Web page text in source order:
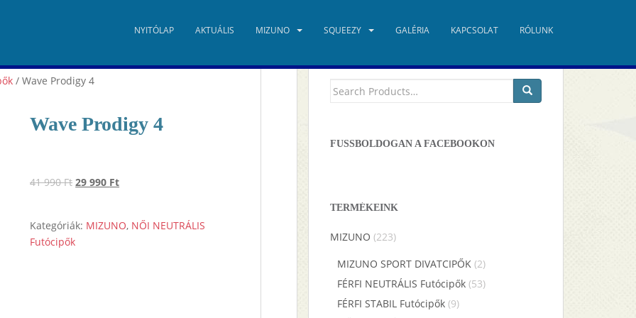
NYITÓLAP AKTUÁLIS MIZUNO SQUEEZY GALÉRIA KAPCSOLAT RÓLUNK
/ Wave Prodigy 4
Wave Prodigy 4
41 990Ft Original
41
990 Ft.
29 990 FtCurrent
29
Kategóriák: MIZUNO, NŐI NEUTRÁLIS
Futócipők
Keresés
FUSSBOLDOGAN A FACEBOOKON
TERMÉKEINK
MIZUNO (223)
MIZUNO SPORT DIVATCIPŐK (2)
FÉRFI NEUTRÁLIS Futócipők (53)
FÉRFI STABIL Futócipők (9)